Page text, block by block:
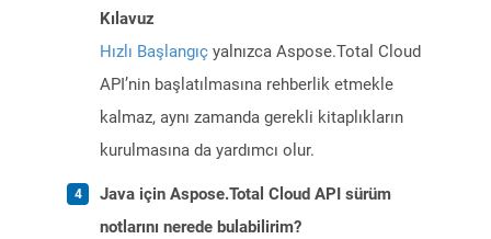
Kılavuz
Hızlı Başlangıç yalnızca Aspose.Total Cloud
API’nin başlatılmasına rehberlik etmekle
kalmaz, aynı zamanda gerekli kitaplıkların
kurulmasına da yardımcı olur.
Java için Aspose.Total Cloud API sürüm
notlarını nerede bulabilirim?